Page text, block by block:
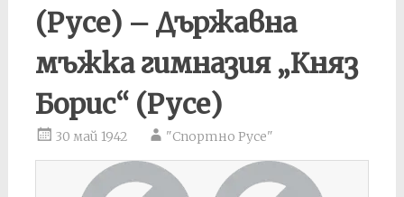
(Русе) – Държавна
мъжка гимназия „Княз
Борис“ (Русе)
30 май 1942 "Спортно Русе"